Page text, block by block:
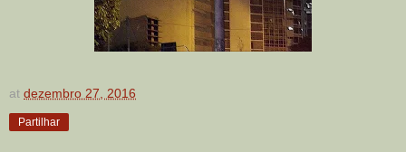
at dezembro 27, 2016
Partilhar